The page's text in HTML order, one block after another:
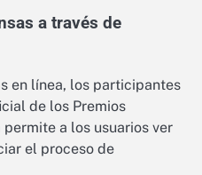
a través de
en línea, los participantes
de los Premios
a los usuarios ver
el proceso de